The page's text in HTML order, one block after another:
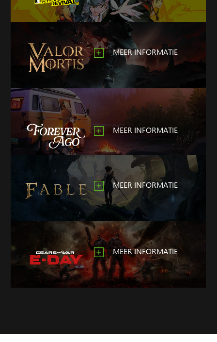
MEER INFORMATIE
MEER INFORMATIE
MEER INFORMATIE
MEER INFORMATIE